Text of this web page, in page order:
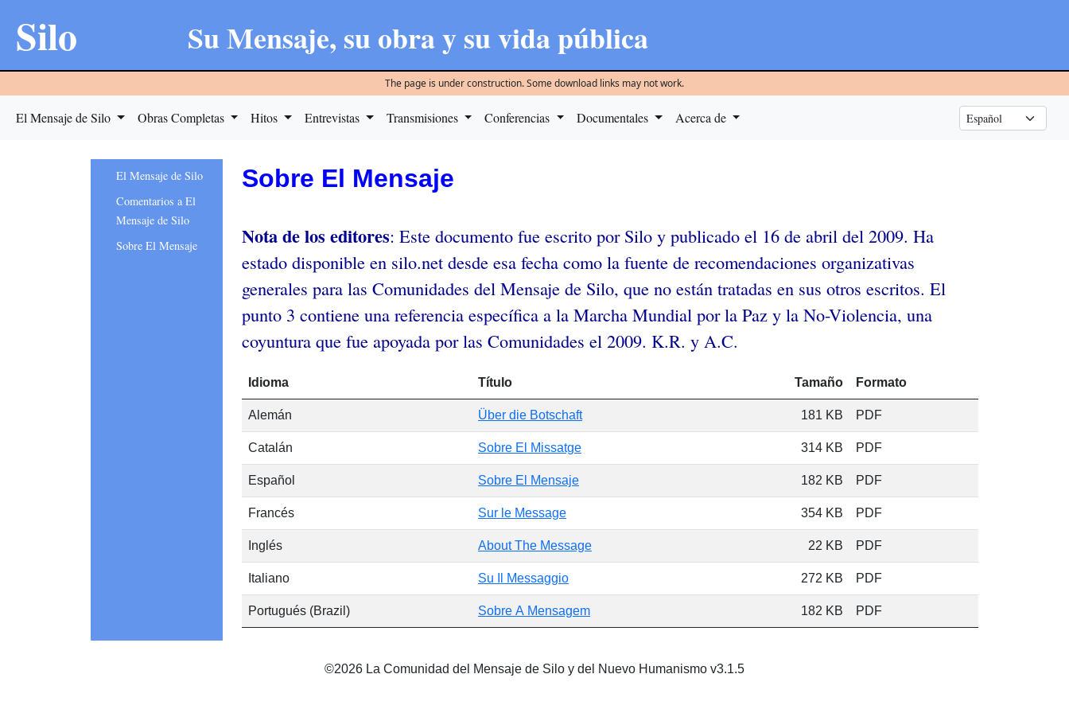
Silo Su Mensaje, su obra y su vida pública
The page is under construction. Some download links may not work.
El Mensaje de Silo Obras Completas Hitos Entrevistas Transmisiones Conferencias Documentales Acerca de
El Mensaje de Silo
Comentarios a El
Mensaje de Silo
Sobre El Mensaje
Sobre El Mensaje
Nota de los editores: Este documento fue escrito por Silo y publicado el 16 de abril del 2009. Ha
estado disponible en silo.net desde esa fecha como la fuente de recomendaciones organizativas
generales para las Comunidades del Mensaje de Silo, que no están tratadas en sus otros escritos. El
punto 3 contiene una referencia específica a la Marcha Mundial por la Paz y la No-Violencia, una
coyuntura que fue apoyada por las Comunidades el 2009. K.R. y A.C.
Idioma Título Tamaño Formato
Alemán Über die Botschaft 181 KB PDF
Catalán Sobre El Missatge 314 KB PDF
Español Sobre El Mensaje 182 KB PDF
Francés Sur le Message 354 KB PDF
Inglés About The Message 22 KB PDF
Italiano Su Il Messaggio 272 KB PDF
Portugués (Brazil) Sobre A Mensagem 182 KB PDF
©2026 La Comunidad del Mensaje de Silo y del Nuevo Humanismo v3.1.5